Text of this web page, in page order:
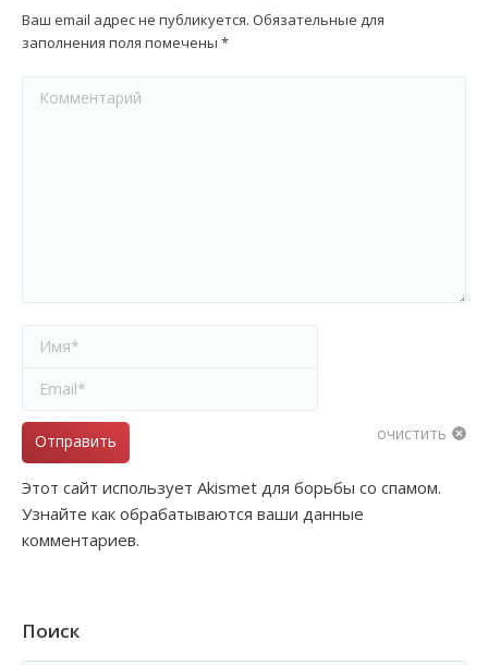
Ваш email адрес не публикуется. Обязательные для
заполнения поля помечены *
Имя *
Email *
очистить
Отправить
Этот сайт использует Akismet для борьбы со спамом.
Узнайте как обрабатываются ваши данные
комментариев.
Поиск